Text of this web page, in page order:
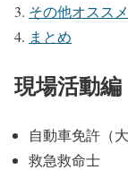
その他オスス
まとめ
現場活動編
自動車免許（
救急救命士